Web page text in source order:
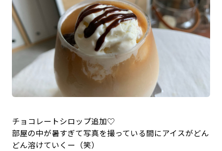
チョコレートシロップ追加♡
部屋の中が暑すぎて写真を撮っている間にアイスがどん
どん溶けていくー（笑）